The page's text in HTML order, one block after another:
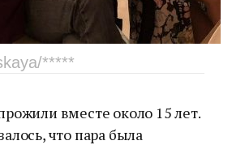
*****
вместе около 15 лет.
что пара была